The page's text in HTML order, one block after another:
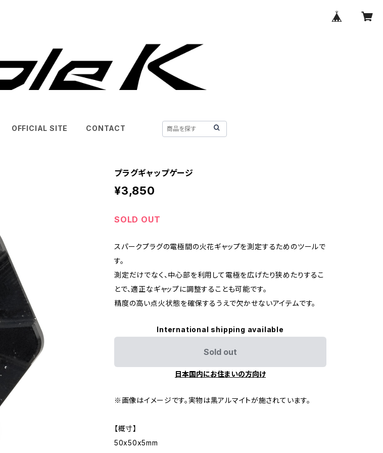
OFFICIAL SITE CONTACT
プラグギャップゲージ
¥3,850
SOLD OUT
スパークプラグの電極間の火花ギャップを測定するためのツールで
す。
測定だけでなく、中心部を利用して電極を広げたり狭めたりするこ
とで、適正なギャップに調整することも可能です。
精度の高い点火状態を確保するうえで欠かせないアイテムです。
International shipping available
Sold out
日本国内にお住まいの方向け
※画像はイメージです。実物は黒アルマイトが施されています。
【概寸】
50x50x5mm